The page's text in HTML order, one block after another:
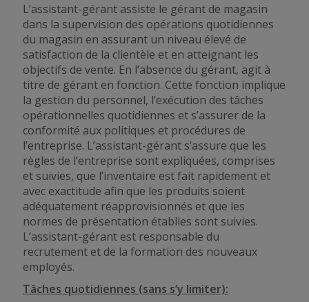
L’assistant-gérant assiste le gérant de magasin
dans la supervision des opérations quotidiennes
du magasin en assurant un niveau élevé de
satisfaction de la clientèle et en atteignant les
objectifs de vente. En l’absence du gérant, agit à
titre de gérant en fonction. Cette fonction implique
la gestion du personnel, l’exécution des tâches
opérationnelles quotidiennes et s’assurer de la
conformité aux politiques et procédures de
l’entreprise. L’assistant-gérant s’assure que les
règles de l’entreprise sont expliquées, comprises
et suivies, que l’inventaire est fait rapidement et
avec exactitude afin que les produits soient
adéquatement réapprovisionnés et que les
normes de présentation établies sont suivies.
L’assistant-gérant est responsable du
recrutement et de la formation des nouveaux
employés.
Tâches quotidiennes (sans s’y limiter):